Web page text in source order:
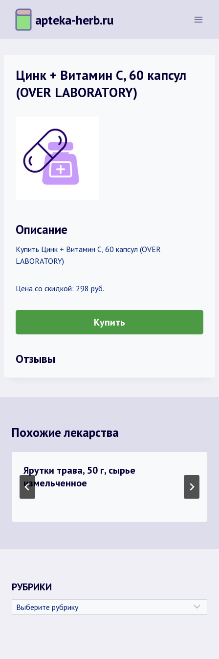
Перейти
содержимому
apteka-herb.ru
Цинк + Витамин С, 60 капсул
(OVER LABORATORY)
Описание
Купить Цинк + Витамин С, 60 капсул (OVER
LABORATORY)
Цена со скидкой: 298 руб.
Купить
Отзывы
Похожие лекарства
Ярутки трава, 50 г, сырье
измельченное
РУБРИКИ
Рубрики